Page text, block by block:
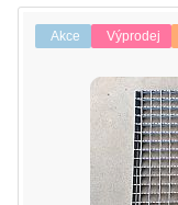
Akce Výprodej